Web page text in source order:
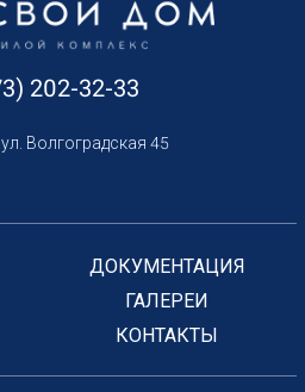
202-32-33
Волгоградская 45
ДОКУМЕНТАЦИЯ
ГАЛЕРЕИ
КОНТАКТЫ